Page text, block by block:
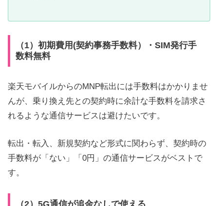
（1）初期費用(契約事務手数料）・SIM発行手
数料無料
楽天モバイルからのMNP転出には手数料はかかりませ
んが、乗り換え先との契約時に余計な手数料を請求さ
れるような通信サービスは避けたいです。
転出・転入、新規契約など形式に関わらず、契約時の
手数料が「ない」「0円」の通信サービスがベストで
す。